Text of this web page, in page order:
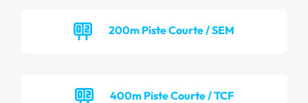
200m Piste Courte / SEM
400m Piste Courte / TCF